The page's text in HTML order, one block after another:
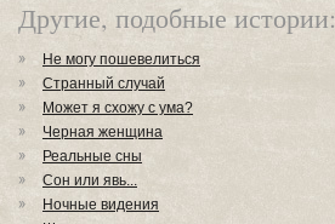
Другие, подобные истории:
Не могу пошевелиться
Странный случай
Может я схожу с ума?
Черная женщина
Реальные сны
Сон или явь...
Ночные видения